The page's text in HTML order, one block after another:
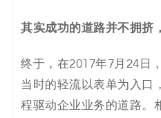
案
例
其实成功的道路并不拥挤
终于，在2017年7月24日
当时的轻流以表单为入口
程驱动企业业务的道路。